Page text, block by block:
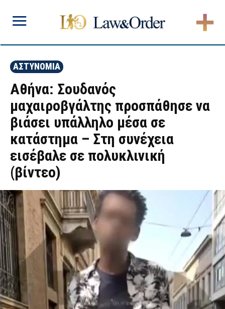
ΑΣΤΥΝΟΜΙΑ
Αθήνα: Σουδανός
μαχαιροβγάλτης προσπάθησε να
βιάσει υπάλληλο μέσα σε
κατάστημα – Στη συνέχεια
εισέβαλε σε πολυκλινική
(βίντεο)